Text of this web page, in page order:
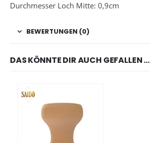
Durchmesser Loch Mitte: 0,9cm
BEWERTUNGEN (0)
DAS KÖNNTE DIR AUCH GEFALLEN …